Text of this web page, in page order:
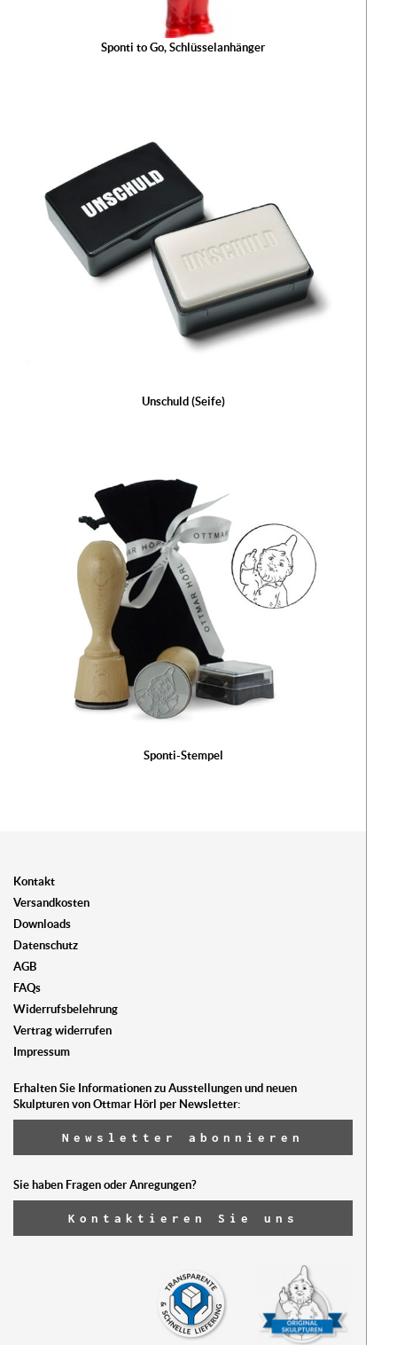
Sponti to Go, Schlüsselanhänger
Unschuld (Seife)
Sponti-Stempel
Kontakt
Versandkosten
Downloads
Datenschutz
AGB
FAQs
Widerrufsbelehrung
Vertrag widerrufen
Impressum
Erhalten Sie Informationen zu Ausstellungen und neuen
Skulpturen von Ottmar Hörl per Newsletter:
Newsletter abonnieren
Sie haben Fragen oder Anregungen?
Kontaktieren Sie uns